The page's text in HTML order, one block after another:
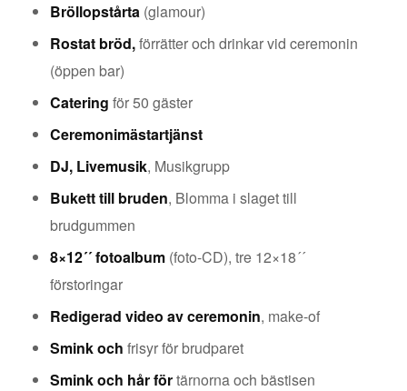
Bröllopstårta (glamour)
Rostat bröd,förrätter och drinkar vid ceremonin
(öppen bar)
Catering för 50 gäster
Ceremonimästartjänst
DJ, Livemusik, Musikgrupp
Bukett till bruden, Blomma i slaget till
brudgummen
8×12´´ fotoalbum (foto-CD), tre 12×18´´
förstoringar
Redigerad video av ceremonin, make-of
Smink och frisyr för brudparet
Smink och hår förtärnorna och bästisen